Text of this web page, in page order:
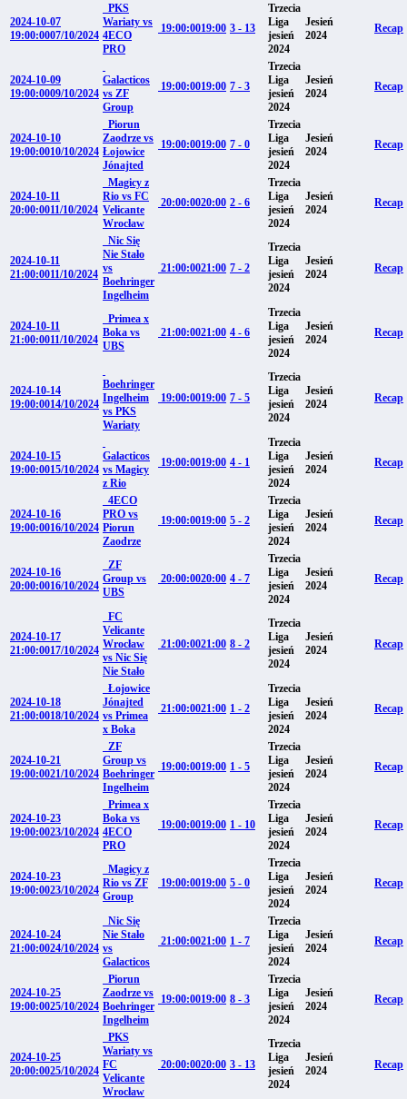
2024-10-07
19:00:0007/10/2024
PKS
Wariaty vs
4ECO
PRO
19:00:0019:00 3 - 13
Trzecia
Liga
jesień
2024
Jesień
2024
Recap
2024-10-09
19:00:0009/10/2024
Galacticos
vs ZF
Group
19:00:0019:00 7 - 3
Trzecia
Liga
jesień
2024
Jesień
2024
Recap
2024-10-10
19:00:0010/10/2024
Piorun
Zaodrze vs
Łojowice
Jónajted
19:00:0019:00 7 - 0
Trzecia
Liga
jesień
2024
Jesień
2024
Recap
2024-10-11
20:00:0011/10/2024
Magicy z
Rio vs FC
Velicante
Wrocław
20:00:0020:00 2 - 6
Trzecia
Liga
jesień
2024
Jesień
2024
Recap
2024-10-11
21:00:0011/10/2024
Nic Się
Nie Stało
vs
Boehringer
Ingelheim
21:00:0021:00 7 - 2
Trzecia
Liga
jesień
2024
Jesień
2024
Recap
2024-10-11
21:00:0011/10/2024
Primea x
Boka vs
UBS
21:00:0021:00 4 - 6
Trzecia
Liga
jesień
2024
Jesień
2024
Recap
2024-10-14
19:00:0014/10/2024
Boehringer
Ingelheim
vs PKS
Wariaty
19:00:0019:00 7 - 5
Trzecia
Liga
jesień
2024
Jesień
2024
Recap
2024-10-15
19:00:0015/10/2024
Galacticos
vs Magicy
z Rio
19:00:0019:00 4 - 1
Trzecia
Liga
jesień
2024
Jesień
2024
Recap
2024-10-16
19:00:0016/10/2024
4ECO
PRO vs
Piorun
Zaodrze
19:00:0019:00 5 - 2
Trzecia
Liga
jesień
2024
Jesień
2024
Recap
2024-10-16
20:00:0016/10/2024
ZF
Group vs
UBS
20:00:0020:00 4 - 7
Trzecia
Liga
jesień
2024
Jesień
2024
Recap
2024-10-17
21:00:0017/10/2024
FC
Velicante
Wrocław
vs Nic Się
Nie Stało
21:00:0021:00 8 - 2
Trzecia
Liga
jesień
2024
Jesień
2024
Recap
2024-10-18
21:00:0018/10/2024
Łojowice
Jónajted
vs Primea
x Boka
21:00:0021:00 1 - 2
Trzecia
Liga
jesień
2024
Jesień
2024
Recap
2024-10-21
19:00:0021/10/2024
ZF
Group vs
Boehringer
Ingelheim
19:00:0019:00 1 - 5
Trzecia
Liga
jesień
2024
Jesień
2024
Recap
2024-10-23
19:00:0023/10/2024
Primea x
Boka vs
4ECO
PRO
19:00:0019:00 1 - 10
Trzecia
Liga
jesień
2024
Jesień
2024
Recap
2024-10-23
19:00:0023/10/2024
Magicy z
Rio vs ZF
Group
19:00:0019:00 5 - 0
Trzecia
Liga
jesień
2024
Jesień
2024
Recap
2024-10-24
21:00:0024/10/2024
Nic Się
Nie Stało
vs
Galacticos
21:00:0021:00 1 - 7
Trzecia
Liga
jesień
2024
Jesień
2024
Recap
2024-10-25
19:00:0025/10/2024
Piorun
Zaodrze vs
Boehringer
Ingelheim
19:00:0019:00 8 - 3
Trzecia
Liga
jesień
2024
Jesień
2024
Recap
2024-10-25
20:00:0025/10/2024
PKS
Wariaty vs
FC
Velicante
Wrocław
20:00:0020:00 3 - 13
Trzecia
Liga
jesień
2024
Jesień
2024
Recap